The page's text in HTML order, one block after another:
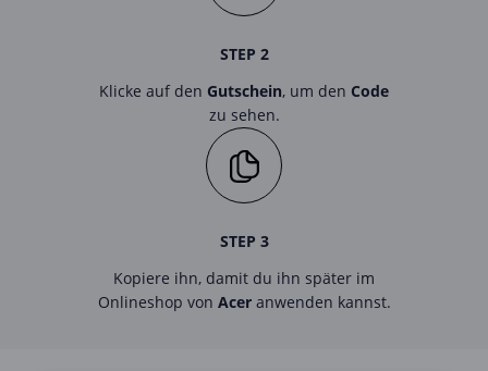
STEP 2
Klicke auf den Gutschein, um den Code
zu sehen.
STEP 3
Kopiere ihn, damit du ihn später im
Onlineshop von Aceranwenden kannst.